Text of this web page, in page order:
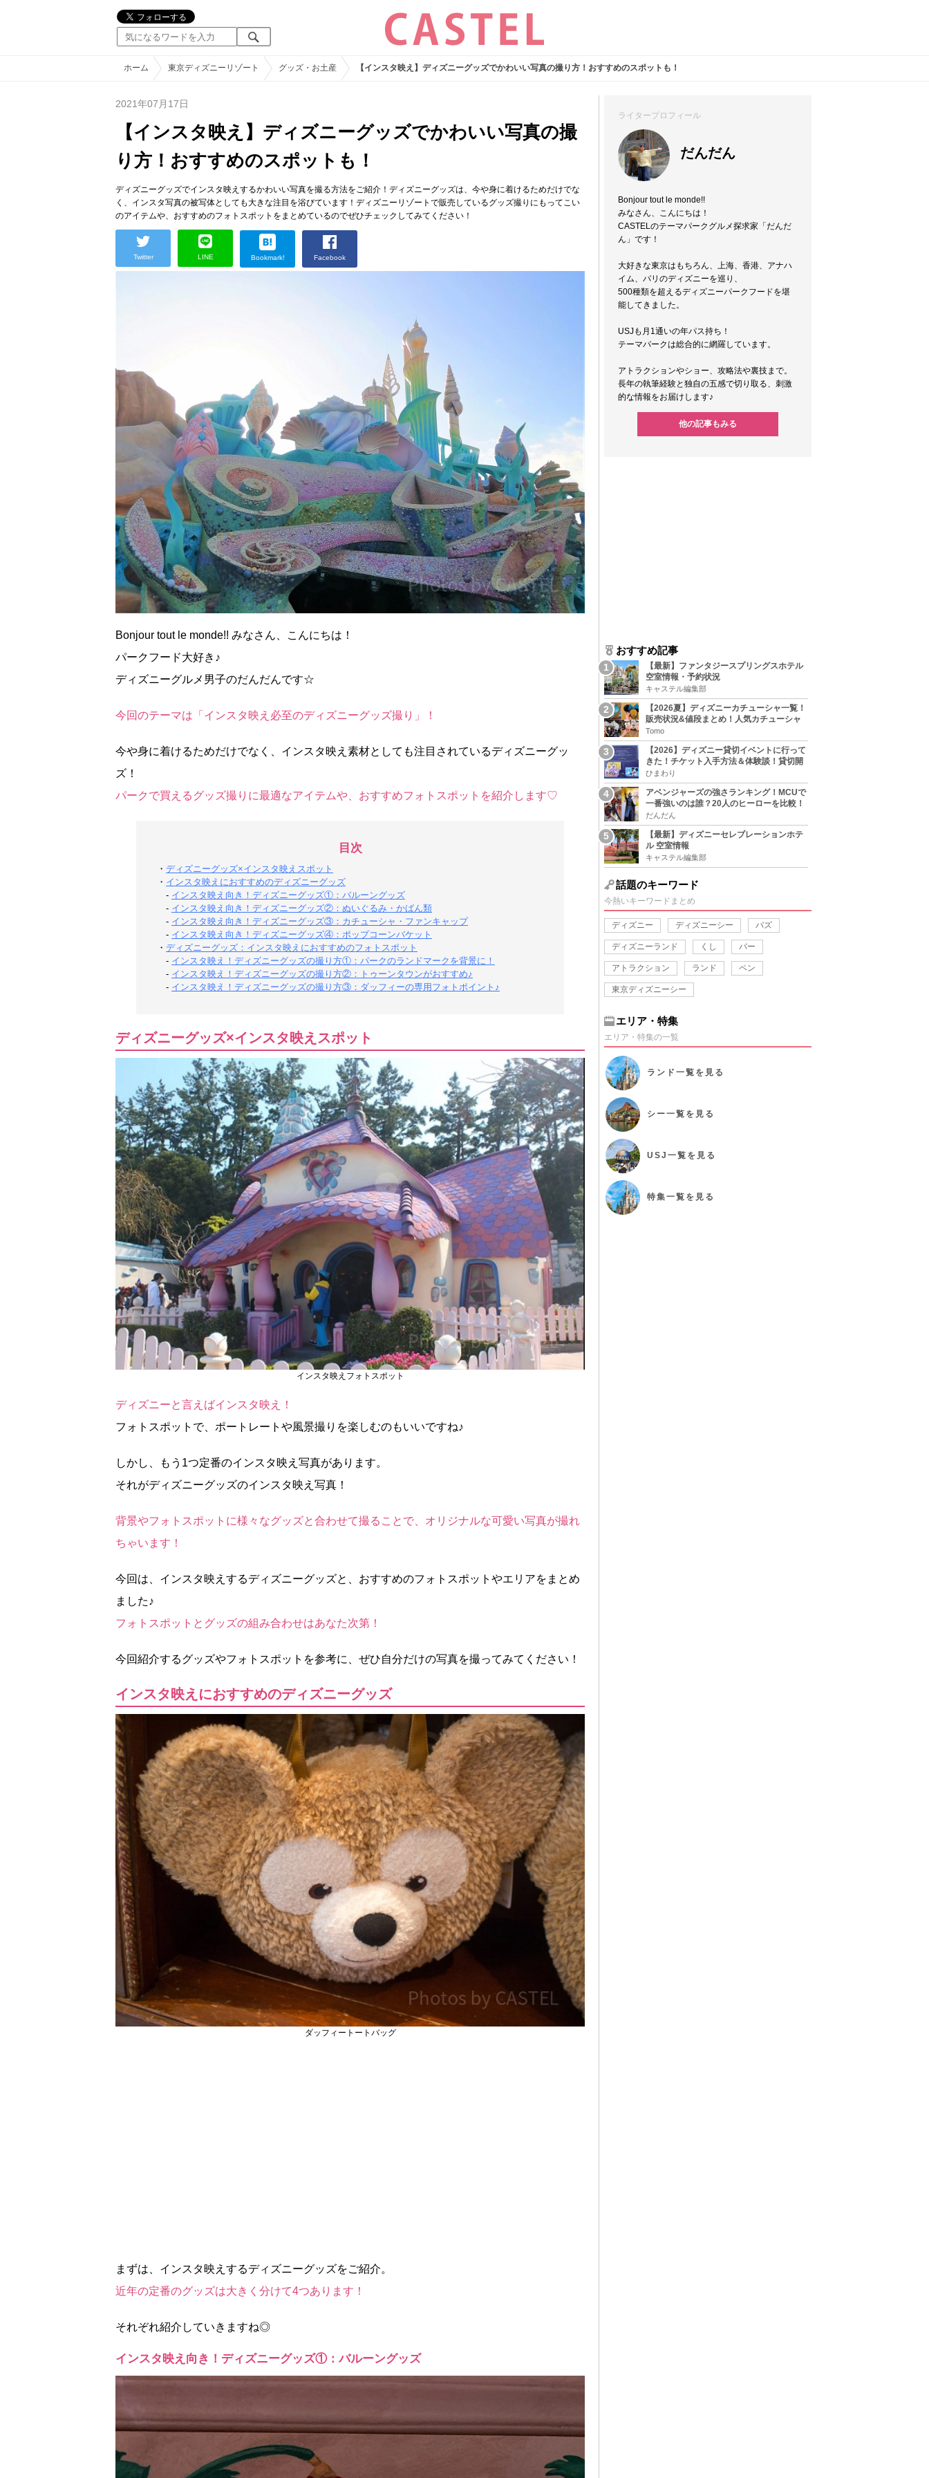
ホーム 東京ディズニーリゾート グッズ・お土産 【インスタ映え】ディズニーグッズでかわいい写真の撮り方！おすすめのスポットも！
2021年07月17日
【インスタ映え】ディズニーグッズでかわいい写真の撮
り方！おすすめのスポットも！
ディズニーグッズでインスタ映えするかわいい写真を撮る方法をご紹介！ディズニーグッズは、今や身に着けるためだけでな
く、インスタ写真の被写体としても大きな注目を浴びています！ディズニーリゾートで販売しているグッズ撮りにもってこい
のアイテムや、おすすめのフォトスポットをまとめているのでぜひチェックしてみてください！
Twitter LINE Bookmark! Facebook
Bonjour tout le monde!! みなさん、こんにちは！
パークフード大好き♪
ディズニーグルメ男子のだんだんです☆
今回のテーマは「インスタ映え必至のディズニーグッズ撮り」！
今や身に着けるためだけでなく、インスタ映え素材としても注目されているディズニーグッ
ズ！
パークで買えるグッズ撮りに最適なアイテムや、おすすめフォトスポットを紹介します♡
目次
・ ディズニーグッズ×インスタ映えスポット
・ インスタ映えにおすすめのディズニーグッズ
- インスタ映え向き！ディズニーグッズ①：バルーングッズ
- インスタ映え向き！ディズニーグッズ②：ぬいぐるみ・かばん類
- インスタ映え向き！ディズニーグッズ③：カチューシャ・ファンキャップ
- インスタ映え向き！ディズニーグッズ④：ポップコーンバケット
・ ディズニーグッズ：インスタ映えにおすすめのフォトスポット
- インスタ映え！ディズニーグッズの撮り方①：パークのランドマークを背景に！
- インスタ映え！ディズニーグッズの撮り方②：トゥーンタウンがおすすめ♪
- インスタ映え！ディズニーグッズの撮り方③：ダッフィーの専用フォトポイント♪
ディズニーグッズ×インスタ映えスポット
インスタ映えフォトスポット
ディズニーと言えばインスタ映え！
フォトスポットで、ポートレートや風景撮りを楽しむのもいいですね♪
しかし、もう1つ定番のインスタ映え写真があります。
それがディズニーグッズのインスタ映え写真！
背景やフォトスポットに様々なグッズと合わせて撮ることで、オリジナルな可愛い写真が撮れ
ちゃいます！
今回は、インスタ映えするディズニーグッズと、おすすめのフォトスポットやエリアをまとめ
ました♪
フォトスポットとグッズの組み合わせはあなた次第！
今回紹介するグッズやフォトスポットを参考に、ぜひ自分だけの写真を撮ってみてください！
インスタ映えにおすすめのディズニーグッズ
ダッフィートートバッグ
まずは、インスタ映えするディズニーグッズをご紹介。
近年の定番のグッズは大きく分けて4つあります！
それぞれ紹介していきますね◎
インスタ映え向き！ディズニーグッズ①：バルーングッズ
ライタープロフィール
だんだん
Bonjour tout le monde!!
みなさん、こんにちは！
CASTELのテーマパークグルメ探求家「だんだ
ん」です！
大好きな東京はもちろん、上海、香港、アナハ
イム、パリのディズニーを巡り、
500種類を超えるディズニーパークフードを堪
能してきました。
USJも月1通いの年パス持ち！
テーマパークは総合的に網羅しています。
アトラクションやショー、攻略法や裏技まで。
長年の執筆経験と独自の五感で切り取る、刺激
的な情報をお届けします♪
他の記事もみる
おすすめ記事
【最新】ファンタジースプリングスホテル
空室情報・予約状況
キャステル編集部
【2026夏】ディズニーカチューシャ一覧！
販売状況&値段まとめ！人気カチューシャ
をチェック
Tomo
【2026】ディズニー貸切イベントに行って
きた！チケット入手方法＆体験談！貸切開
催日程まとめ！
ひまわり
アベンジャーズの強さランキング！MCUで
一番強いのは誰？20人のヒーローを比較！
だんだん
【最新】ディズニーセレブレーションホテ
ル 空室情報
キャステル編集部
話題のキーワード
今熱いキーワードまとめ
ディズニー ディズニーシー バズ
ディズニーランド くし バー
アトラクション ランド ペン
東京ディズニーシー
エリア・特集
エリア・特集の一覧
ランド 一覧を見る
シー一覧を見る
USJ 一覧を見る
特集一覧を見る